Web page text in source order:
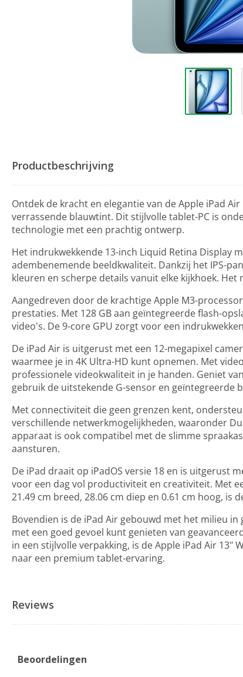
Productbeschrijving
Ontdek de kracht en elegantie van de Apple iPad
verrassende blauwtint. Dit stijlvolle tablet-PC is
technologie met een prachtig ontwerp.
Het indrukwekkende 13-inch Liquid Retina Display
adembenemende beeldkwaliteit. Dankzij het IPS-
kleuren en scherpe details vanuit elke kijkhoek.
Aangedreven door de krachtige Apple M3-
prestaties. Met 128 GB aan geïntegreerde flash-
video's. De 9-core GPU zorgt voor een
De iPad Air is uitgerust met een 12-megapixel
waarmee je in 4K Ultra-HD kunt opnemen. Met
professionele videokwaliteit in je handen. Geniet
gebruik de uitstekende G-sensor en
Met connectiviteit die geen grenzen kent,
verschillende netwerkmogelijkheden, waaronder
apparaat is ook compatibel met de slimme
aansturen.
De iPad draait op iPadOS versie 18 en is uitgerust
voor een dag vol productiviteit en creativiteit. Met
21.49 cm breed, 28.06 cm diep en 0.61 cm hoog, is
Bovendien is de iPad Air gebouwd met het milieu
met een goed gevoel kunt genieten van
in een stijlvolle verpakking, is de Apple iPad Air 13"
naar een premium tablet-ervaring.
Reviews
Beoordelingen